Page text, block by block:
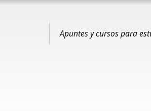
Apuntes y cursos para